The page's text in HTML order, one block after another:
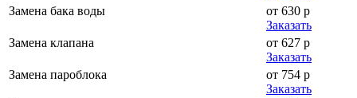
Замена бака воды
от 630 р
Заказать
Замена клапана
от 627 р
Заказать
Замена пароблока
от 754 р
Заказать